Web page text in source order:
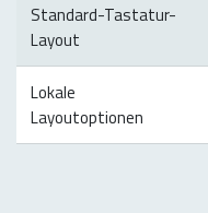
Standard-Tastatur-
Layout
Lokale
Layoutoptionen